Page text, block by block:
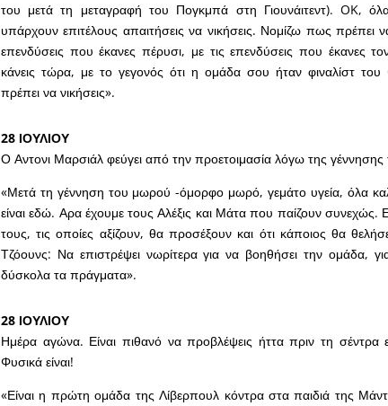
του μετά τη μεταγραφή του Πογκμπά στη Γιουνάιτεντ). OK,
υπάρχουν επιτέλους απαιτήσεις να νικήσεις. Νομίζω πως πρέπει να
επενδύσεις που έκανες πέρυσι, με τις επενδύσεις που έκανες
κάνεις τώρα, με το γεγονός ότι η ομάδα σου ήταν φιναλίστ
πρέπει να νικήσεις».
28 ΙΟΥΛΙΟΥ
Ο Αντονι Μαρσιάλ φεύγει από την προετοιμασία λόγω της γέννησης
«Μετά τη γέννηση του μωρού -όμορφο μωρό, γεμάτο υγεία, όλα
είναι εδώ. Αρα έχουμε τους Αλέξις και Μάτα που παίζουν συνεχώς.
τους, τις οποίες αξίζουν, θα προσέξουν και ότι κάποιος θα
Τζόουνς: Να επιστρέψει νωρίτερα για να βοηθήσει την ομάδα,
δύσκολα τα πράγματα».
28 ΙΟΥΛΙΟΥ
Ημέρα αγώνα. Είναι πιθανό να προβλέψεις ήττα πριν τη σέντρα
Φυσικά είναι!
«Είναι η πρώτη ομάδα της Λίβερπουλ κόντρα στα παιδιά της